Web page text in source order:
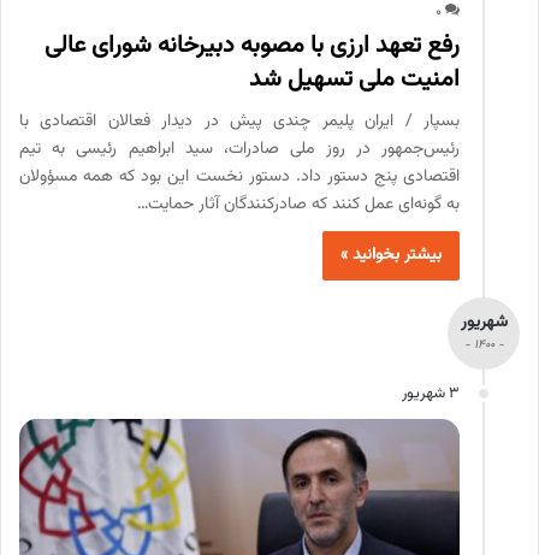
0
رفع تعهد ارزی با مصوبه دبیرخانه شورای عالی
امنیت ملی تسهیل شد
بسپار / ایران پلیمر چندی پیش در دیدار فعالان اقتصادی با
رئیس‌جمهور در روز ملی صادرات، سید ابراهیم رئیسی به تیم
اقتصادی پنج دستور داد. دستور نخست این بود که همه مسؤولان
به گونه‌ای عمل کنند که صادرکنندگان آثار حمایت…
بیشتر بخوانید »
شهریور
- 1400 -
3 شهریور